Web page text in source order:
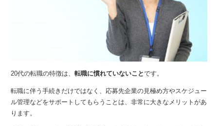
20代の転職の特徴は、転職に慣れていないことです。
転職に伴う手続きだけではなく、応募先企業の見極め方やスケジュー
ル管理などをサポートしてもらうことは、非常に大きなメリットがあ
ります。